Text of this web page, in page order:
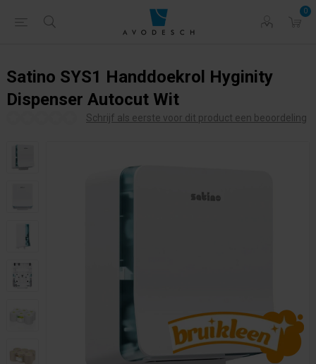
0
Satino SYS1 Handdoekrol Hyginity
Dispenser Autocut Wit
Schrijf als eerste voor dit product een beoordeling